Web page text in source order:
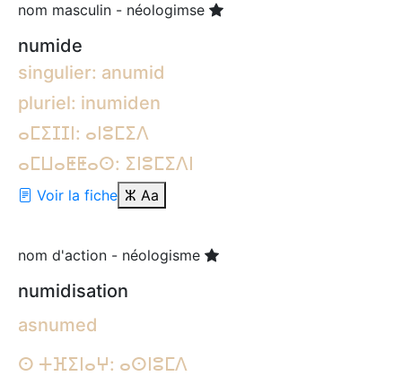
nom masculin - néologimse
numide
singulier: anumid
pluriel: inumiden
ⴰⵎⵉⵊⵊⵏ: ⴰⵏⵓⵎⵉⴷ
ⴰⵎⵡⴰⵟⵟⴰⵙ: ⵉⵏⵓⵎⵉⴷⵏ
Voir la fiche ⵣ Aa
nom d'action - néologisme
numidisation
asnumed
ⵙ ⵜⴼⵉⵏⴰⵖ: ⴰⵙⵏⵓⵎⴷ